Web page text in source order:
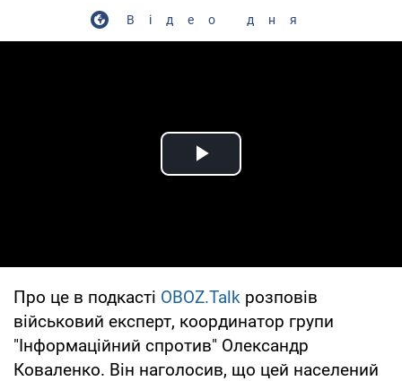
Відео дня
Play Video
Про це в подкасті OBOZ.Talk розповів
військовий експерт, координатор групи
"Інформаційний спротив" Олександр
Коваленко. Він наголосив, що цей населений